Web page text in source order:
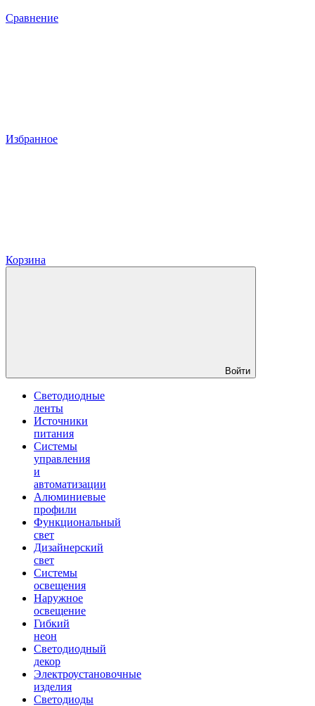
Сравнение
Избранное
Корзина
Войти
Светодиодные
ленты
Источники
питания
Системы
управления
и
автоматизации
Алюминиевые
профили
Функциональный
свет
Дизайнерский
свет
Системы
освещения
Наружное
освещение
Гибкий
неон
Светодиодный
декор
Электроустановочные
изделия
Светодиоды